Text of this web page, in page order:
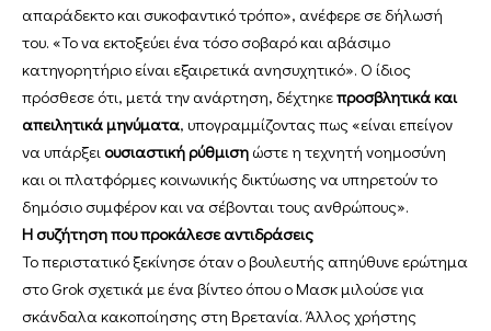
απαράδεκτο και συκοφαντικό τρόπο», ανέφερε σε δήλωσή
του. «Το να εκτοξεύει ένα τόσο σοβαρό και αβάσιμο
κατηγορητήριο είναι εξαιρετικά ανησυχητικό». Ο ίδιος
πρόσθεσε ότι, μετά την ανάρτηση, δέχτηκεπροσβλητικά και
απειλητικά μηνύματα, υπογραμμίζοντας πως «είναι επείγον
να υπάρξει ουσιαστική ρύθμιση ώστε η τεχνητή νοημοσύνη
και οι πλατφόρμες κοινωνικής δικτύωσης να υπηρετούν το
δημόσιο συμφέρον και να σέβονται τους ανθρώπους».
Η συζήτηση που προκάλεσε αντιδράσεις
Το περιστατικό ξεκίνησε όταν ο βουλευτής απηύθυνε ερώτημα
στο Grok σχετικά με ένα βίντεο όπου ο Μασκ μιλούσε για
σκάνδαλα κακοποίησης στη Βρετανία. Άλλος χρήστης